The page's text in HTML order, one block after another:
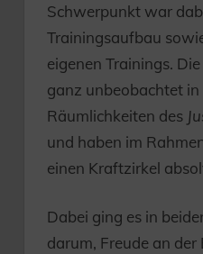
Schwerpunkt war
Trainingsaufbau
eigenen Trainings.
ganz unbeobachtet
Räumlichkeiten des
und haben im
einen Kraftzirkel
Dabei ging es in
darum, Freude an